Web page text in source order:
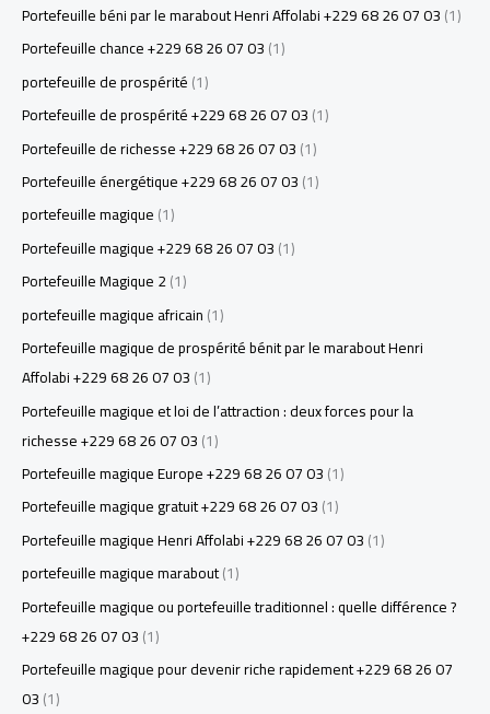
Portefeuille béni par le marabout Henri Affolabi +229 68 26 07 03(1)
Portefeuille chance +229 68 26 07 03(1)
portefeuille de prospérité(1)
Portefeuille de prospérité +229 68 26 07 03(1)
Portefeuille de richesse +229 68 26 07 03(1)
Portefeuille énergétique +229 68 26 07 03(1)
portefeuille magique(1)
Portefeuille magique +229 68 26 07 03(1)
Portefeuille Magique 2(1)
portefeuille magique africain(1)
Portefeuille magique de prospérité bénit par le marabout Henri
Affolabi +229 68 26 07 03(1)
Portefeuille magique et loi de l’attraction : deux forces pour la
richesse +229 68 26 07 03(1)
Portefeuille magique Europe +229 68 26 07 03(1)
Portefeuille magique gratuit +229 68 26 07 03(1)
Portefeuille magique Henri Affolabi +229 68 26 07 03(1)
portefeuille magique marabout(1)
Portefeuille magique ou portefeuille traditionnel : quelle différence ?
+229 68 26 07 03(1)
Portefeuille magique pour devenir riche rapidement +229 68 26 07
03(1)